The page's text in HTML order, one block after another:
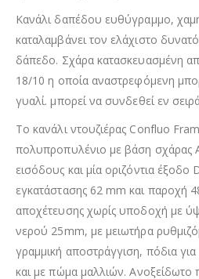
Κανάλι δαπέδου ευθύγραμμο,
καταλαμβάνει τον ελάχιστο
δάπεδο. Σχάρα κατασκευασμένη
18/10 η οποία αναστρεφόμενη
γυαλί. μπορεί να συνδεθεί εν
Το κανάλι ντουζιέρας Confluo
πολυπροπυλένιο με βάση σχάρας
εισόδους και μία οριζόντια
εγκατάστασης 62 mm και παροχή
αποχέτευσης χωρίς υποδοχή με
νερού 25mm, με μειωτήρα
γραμμική αποστράγγιση, πόδια
και με πώμα μαλλιών. Ανοξείδωτο